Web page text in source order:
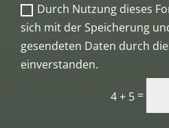
Durch Nutzung dieses
sich mit der Speicherung
gesendeten Daten durch
einverstanden.
4 + 5 =